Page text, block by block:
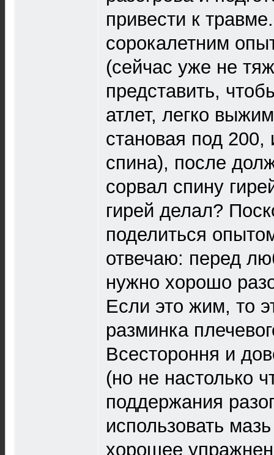
привести к
сорокалетним
(сейчас уже не
представить,
атлет, легко
становая под 200,
спина), после
сорвал спину
гирей делал?
поделиться
отвечаю: перед
нужно хорошо
Если это жим, то
разминка
Всестороння и
(но не настолько
поддержания
использовать
хорошее